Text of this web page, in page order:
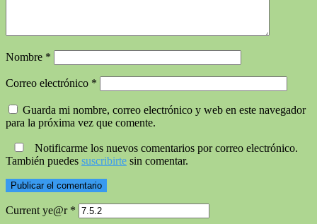
Nombre *
Correo electrónico *
Guarda mi nombre, correo electrónico y web en este navegador
para la próxima vez que comente.
Notificarme los nuevos comentarios por correo electrónico.
También puedes suscribirte sin comentar.
Current ye@r *